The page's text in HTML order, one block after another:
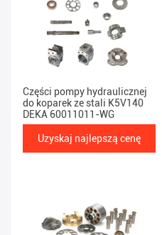
Części pompy hydraulicznej
do koparek ze stali K5V140
DEKA 60011011-WG
Uzyskaj najlepszą cenę